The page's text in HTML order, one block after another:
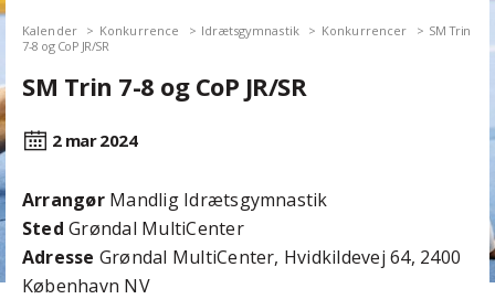
Kalender Konkurrence Idrætsgymnastik Konkurrencer
SM Trin
7-8 og CoP JR/SR
SM Trin 7-8 og CoP JR/SR
2 mar2024
ArrangørMandlig Idrætsgymnastik
Sted Grøndal MultiCenter
Adresse Grøndal MultiCenter, Hvidkildevej 64, 2400
København NV